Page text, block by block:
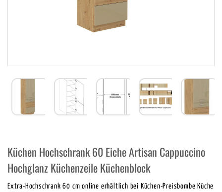
Küchen Hochschrank 60 Eiche Artisan Cappuccino
Hochglanz Küchenzeile Küchenblock
Extra-Hochschrank 60 cm online erhältlich bei Küchen-Preisbombe Küche